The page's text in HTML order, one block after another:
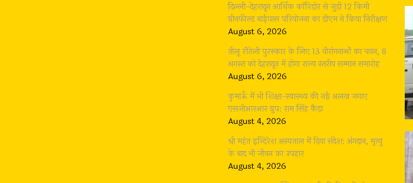
दिल्ली-देहरादून आर्थिक कॉरिडोर से जुड़ी 12 किमी
ग्रीनफील्ड बाईपास परियोजना का डीएम ने किया निरीक्षण
August 6, 2026
तीलू रौतेली पुरस्कार के लिए 13 वीरांगनाओं का चयन, 8
अगस्त को देहरादून में होगा राज्य स्तरीय सम्मान समारोह
August 6, 2026
कुमाऊँ में भी शिक्षा-स्वास्थ्य की नई अलख जगाए
एसजीआरआर ग्रुप: राम सिंह कैड़ा
August 4, 2026
श्री महंत इन्दिरेश अस्पताल में दिया संदेश: अंगदान, मृत्यु
के बाद भी जीवन का उपहार
August 4, 2026